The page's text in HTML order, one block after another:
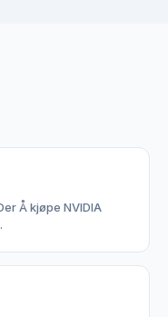
Å kjøpe NVIDIA